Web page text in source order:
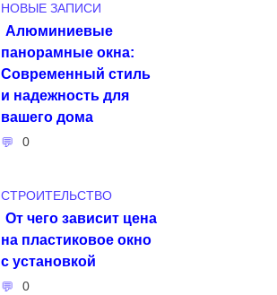
НОВЫЕ ЗАПИСИ
Алюминиевые
панорамные окна:
Современный стиль
и надежность для
вашего дома
0
СТРОИТЕЛЬСТВО
От чего зависит цена
на пластиковое окно
с установкой
0